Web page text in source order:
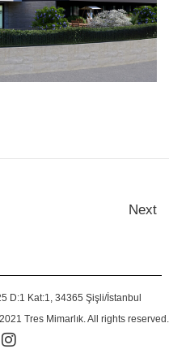
Next
D:1 Kat:1, 34365 Şişli/İstanbul
Tres Mimarlık. All rights reserved.